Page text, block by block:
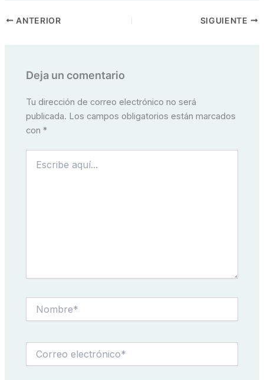
ANTERIOR SIGUIENTE
Deja un comentario
Tu dirección de correo electrónico no será
publicada. Los campos obligatorios están marcados
con*
aquí...
electrónico*